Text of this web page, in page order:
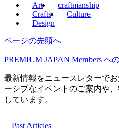
Art
craftmanship
Crafts
Culture
Design
ページの先頭へ
PREMIUM JAPAN Members へ
最新情報をニュースレターで
ーシブなイベントのご案内や
しています。
Past Articles